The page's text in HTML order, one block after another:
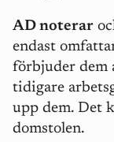
AD noterar
endast
förbjuder dem
tidigare
upp dem. Det
domstolen.